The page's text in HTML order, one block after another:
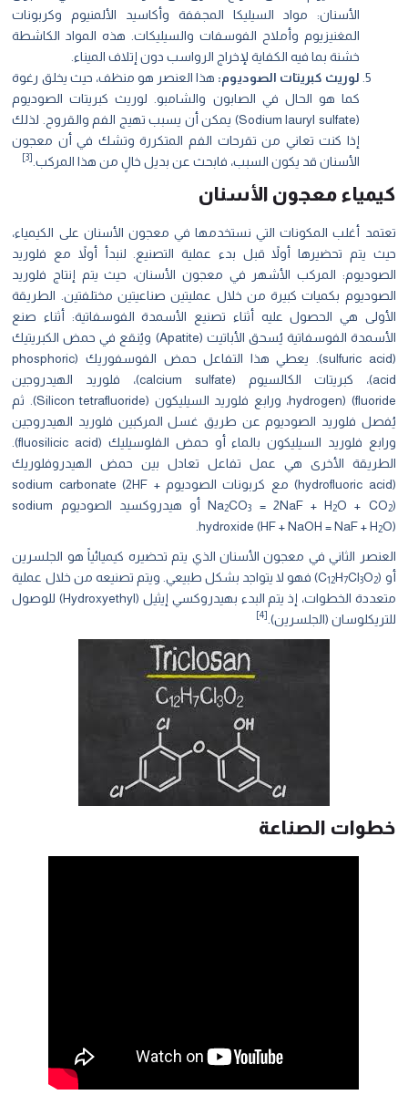
الأسنان: مواد السيليكا المجففة وأكاسيد الألمنيوم وكربونات
المغنيزيوم وأملاح الفوسفات والسيليكات. هذه المواد الكاشطة
خشنة بما فيه الكفاية لإخراج الرواسب دون إتلاف الميناء.
لوريث كبريتات الصوديوم:هذا العنصر هو منظف، حيث يخلق رغوة
كما هو الحال في الصابون والشامبو. لوريث كبريتات الصوديوم
(Sodium lauryl sulfate) يمكن أن يسبب تهيج الفم والقروح. لذلك
إذا كنت تعاني من تقرحات الفم المتكررة وتشك في أن معجون
الأسنان قد يكون السبب، فابحث عن بديل خالٍ من هذا المركب.[3]
معجون الأسنان
أغلب المكونات التي نستخدمها في معجون الأسنان على الكيمياء،
يتم تحضيرها أولاً قبل بدء عملية التصنيع. لنبدأ أولاً مع فلوريد
المركب الأشهر في معجون الأسنان، حيث يتم إنتاج فلوريد
بكميات كبيرة من خلال عمليتين صناعيتين مختلفتين. الطريقة
هي الحصول عليه أثناء تصنيع الأسمدة الفوسفاتية: أثناء صنع
الأسمدة الفوسفاتية يُسحق الأباتيت (Apatite) ويُنقع في حمض الكبريتيك
(sulfuric acid). يعطي هذا التفاعل حمض الفوسفوريك (phosphoric
acid)، كبريتات الكالسيوم (calcium sulfate)، فلوريد الهيدروجين
hydrogen) (fluoride، ورابع فلوريد السيليكون (Silicon tetrafluoride). ثم
فلوريد الصوديوم عن طريق غسل المركبين فلوريد الهيدروجين
ورابع فلوريد السيليكون بالماء أو حمض الفلوسيليك (fluosilicic acid).
الأخرى هي عمل تفاعل تعادل بين حمض الهيدروفلوريك
(hydrofluoric acid) مع كربونات الصوديوم sodium carbonate (2HF +
Na2CO = 2NaF + H 2O + CO
) أو هيدروكسيد الصوديوم sodium
hydroxide (HF + NaOH = NaF + H
الثاني في معجون الأسنان الذي يتم تحضيره كيميائياً هو الجلسرين
12H7Cl3 O2
) فهو لا يتواجد بشكل طبيعي. ويتم تصنيعه من خلال عملية
متعددة الخطوات، إذ يتم البدء بهيدروكسي إيثيل (Hydroxyethyl) للوصول
(الجلسرين).
الصناعة